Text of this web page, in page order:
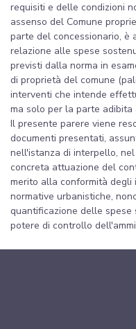
requisiti e delle condizioni
assenso del Comune
parte del concessionario, è
relazione alle spese
previsti dalla norma in
di proprietà del comune
interventi che intende
ma solo per la parte adibita
Il presente parere viene
documenti presentati,
nell'istanza di interpello,
concreta attuazione del
merito alla conformità
normative urbanistiche,
quantificazione delle spese
potere di controllo